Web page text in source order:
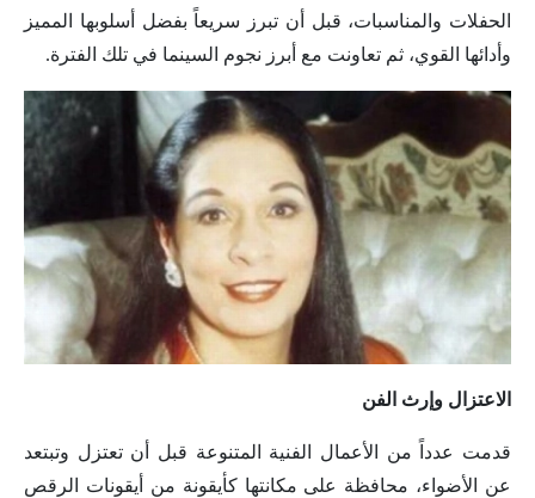
الحفلات والمناسبات، قبل أن تبرز سريعاً بفضل أسلوبها المميز
وأدائها القوي، ثم تعاونت مع أبرز نجوم السينما في تلك الفترة.
الاعتزال وإرث الفن
قدمت عدداً من الأعمال الفنية المتنوعة قبل أن تعتزل وتبتعد
عن الأضواء، محافظة على مكانتها كأيقونة من أيقونات الرقص